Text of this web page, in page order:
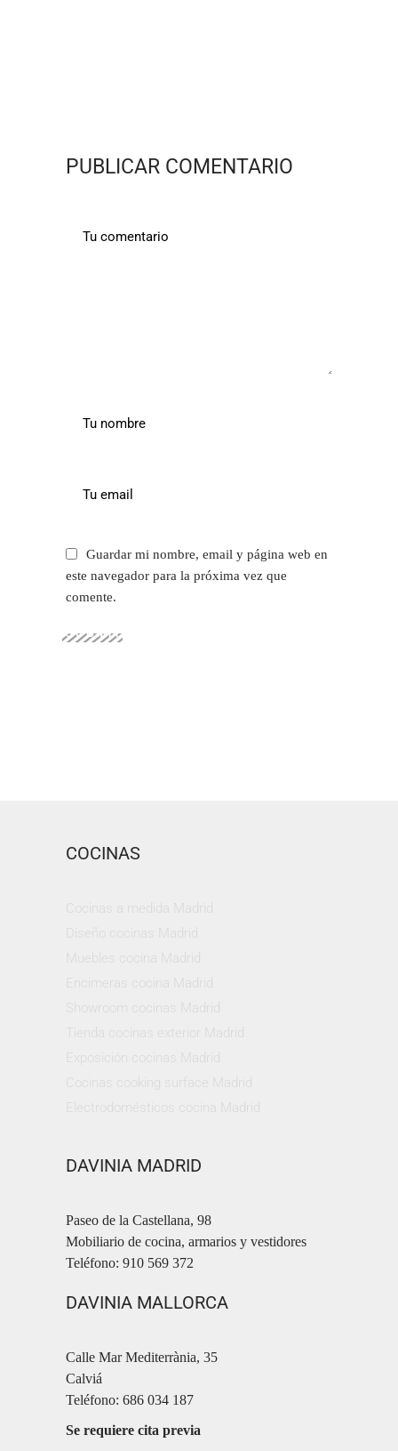
PUBLICAR COMENTARIO
Guardar mi nombre, email y página web en
este navegador para la próxima vez que
comente.
SUBMIT
COCINAS
DAVINIA MADRID
Paseo de la Castellana, 98
Mobiliario de cocina, armarios y vestidores
Teléfono: 910 569 372
DAVINIA MALLORCA
Calle Mar Mediterrània, 35
Calviá
Teléfono: 686 034 187
Se requiere cita previa